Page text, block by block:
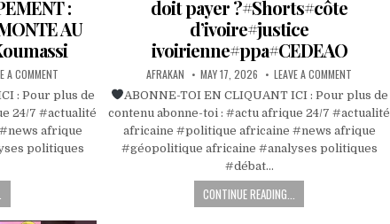
:
AU
A COMMENT
: Pour plus de
24/7 #actualité
afrique
politiques
doit payer ?#Shorts#côte
d’ivoire#justice
ivoirienne#ppa#CEDEAO
AFRAKAN MAY 17, 2026 LEAVE A COMMENT
ABONNE-TOI EN CLIQUANT ICI : Pour plus de
contenu abonne-toi : #actu afrique 24/7 #actualité
africaine #politique africaine #news afrique
#géopolitique africaine #analyses politiques
#débat…
CONTINUE READING...